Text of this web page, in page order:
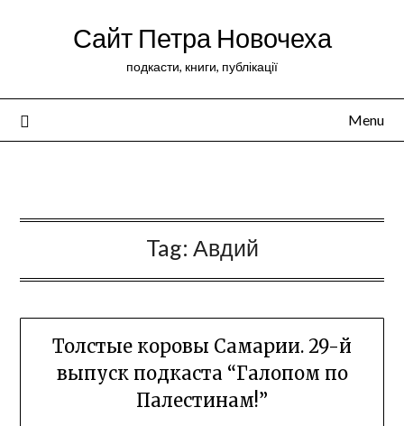
Сайт Петра Новочеха
подкасти, книги, публікації
Menu
Tag: Авдий
Толстые коровы Самарии. 29-й
выпуск подкаста “Галопом по
Палестинам!”